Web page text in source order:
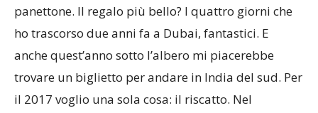
panettone. Il regalo più bello? I quattro giorni che
ho trascorso due anni fa a Dubai, fantastici. E
anche quest’anno sotto l’albero mi piacerebbe
trovare un biglietto per andare in India del sud. Per
il 2017 voglio una sola cosa: il riscatto. Nel